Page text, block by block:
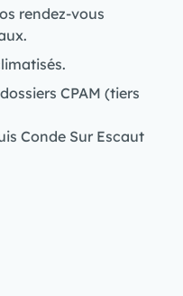
rendez-vous
CPAM (tiers
Conde Sur Escaut